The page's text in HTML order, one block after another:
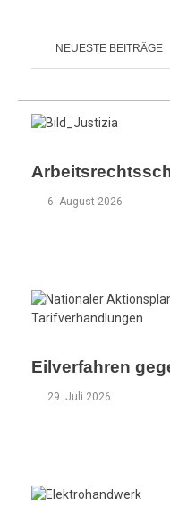
NEUESTE BEITRÄGE
6. August 2026
Eilverfahren
29. Juli 2026